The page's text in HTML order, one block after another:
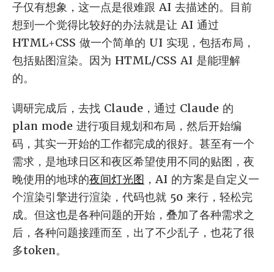
子仅有想象，这一点是很难跟 AI 去描述的。目前
想到一个觉得比较好的办法就是让 AI 通过
HTML+CSS 做一个简单的 UI 实现，包括布局，
包括贴图渲染。因为 HTML/CSS AI 是能理解
的。
调研完成后，去找 Claude，通过 Claude 的
plan mode 进行项目规划和布局，然后开始编
码，其实一开始的工作都完成的很好。甚至有一个
需求，是地球日区和夜区希望使用不同的贴图，夜
晚使用的地球的夜间灯光图 ，AI 的方案是自定义一
个渲染引擎进行渲染，代码也就 50 来行，轻松完
成。但这也是各种问题的开始，叠加了各种需求之
后，各种问题接踵而至，出了不少乱子，也花了很
多token。